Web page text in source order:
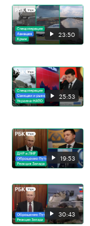
23:50
25:53
19:53
30:43